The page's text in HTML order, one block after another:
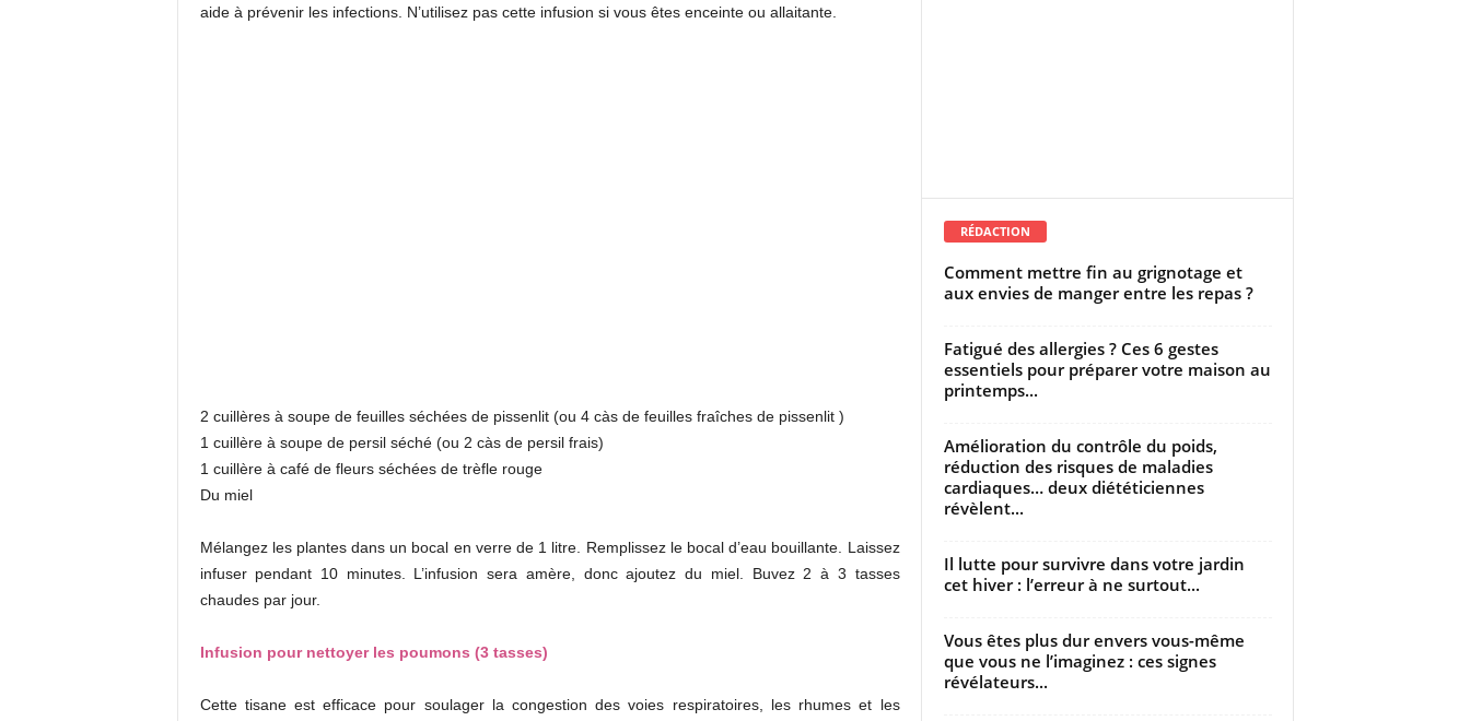
aide à prévenir les infections. N’utilisez pas cette infusion si vous êtes enceinte ou allaitante.
2 cuillères à soupe de feuilles séchées de pissenlit (ou 4 càs de feuilles fraîches de pissenlit )
1 cuillère à soupe de persil séché (ou 2 càs de persil frais)
1 cuillère à café de fleurs séchées de trèfle rouge
Du miel
Mélangez les plantes dans un bocal en verre de 1 litre. Remplissez le bocal d’eau bouillante. Laissez
infuser pendant 10 minutes. L’infusion sera amère, donc ajoutez du miel. Buvez 2 à 3 tasses
chaudes par jour.
Infusion pour nettoyer les poumons (3 tasses)
Cette tisane est efficace pour soulager la congestion des voies respiratoires, les rhumes et les
RÉDACTION
Comment mettre fin au grignotage et
aux envies de manger entre les repas ?
Fatigué des allergies ? Ces 6 gestes
essentiels pour préparer votre maison au
printemps...
Amélioration du contrôle du poids,
réduction des risques de maladies
cardiaques… deux diététiciennes
révèlent...
Il lutte pour survivre dans votre jardin
cet hiver : l’erreur à ne surtout...
Vous êtes plus dur envers vous-même
que vous ne l’imaginez : ces signes
révélateurs...